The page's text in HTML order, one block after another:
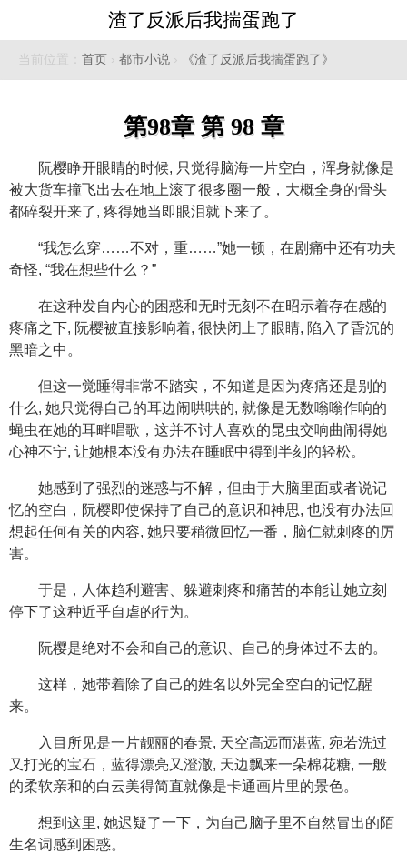
渣了反派后我揣蛋跑了
当前位置： 首页 › 都市小说 › 《渣了反派后我揣蛋跑了》
第98章 第 98 章
阮樱睁开眼睛的时候, 只觉得脑海一片空白，浑身就像是
被大货车撞飞出去在地上滚了很多圈一般，大概全身的骨头
都碎裂开来了, 疼得她当即眼泪就下来了。
“我怎么穿……不对，重……”她一顿，在剧痛中还有功夫
奇怪, “我在想些什么？”
在这种发自内心的困惑和无时无刻不在昭示着存在感的
疼痛之下, 阮樱被直接影响着, 很快闭上了眼睛, 陷入了昏沉的
黑暗之中。
但这一觉睡得非常不踏实，不知道是因为疼痛还是别的
什么, 她只觉得自己的耳边闹哄哄的, 就像是无数嗡嗡作响的
蝇虫在她的耳畔唱歌，这并不讨人喜欢的昆虫交响曲闹得她
心神不宁, 让她根本没有办法在睡眠中得到半刻的轻松。
她感到了强烈的迷惑与不解，但由于大脑里面或者说记
忆的空白，阮樱即使保持了自己的意识和神思, 也没有办法回
想起任何有关的内容, 她只要稍微回忆一番，脑仁就刺疼的厉
害。
于是，人体趋利避害、躲避刺疼和痛苦的本能让她立刻
停下了这种近乎自虐的行为。
阮樱是绝对不会和自己的意识、自己的身体过不去的。
这样，她带着除了自己的姓名以外完全空白的记忆醒
来。
入目所见是一片靓丽的春景, 天空高远而湛蓝, 宛若洗过
又打光的宝石，蓝得漂亮又澄澈, 天边飘来一朵棉花糖, 一般
的柔软亲和的白云美得简直就像是卡通画片里的景色。
想到这里, 她迟疑了一下，为自己脑子里不自然冒出的陌
生名词感到困惑。